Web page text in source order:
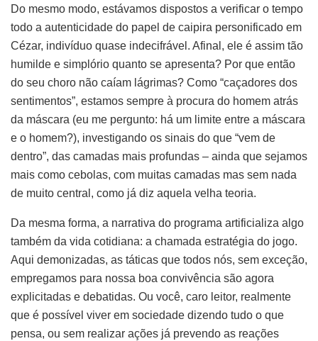
Do mesmo modo, estávamos dispostos a verificar o tempo
todo a autenticidade do papel de caipira personificado em
Cézar, indivíduo quase indecifrável. Afinal, ele é assim tão
humilde e simplório quanto se apresenta? Por que então
do seu choro não caíam lágrimas? Como “caçadores dos
sentimentos”, estamos sempre à procura do homem atrás
da máscara (eu me pergunto: há um limite entre a máscara
e o homem?), investigando os sinais do que “vem de
dentro”, das camadas mais profundas – ainda que sejamos
mais como cebolas, com muitas camadas mas sem nada
de muito central, como já diz aquela velha teoria.
Da mesma forma, a narrativa do programa artificializa algo
também da vida cotidiana: a chamada estratégia do jogo.
Aqui demonizadas, as táticas que todos nós, sem exceção,
empregamos para nossa boa convivência são agora
explicitadas e debatidas. Ou você, caro leitor, realmente
que é possível viver em sociedade dizendo tudo o que
pensa, ou sem realizar ações já prevendo as reações